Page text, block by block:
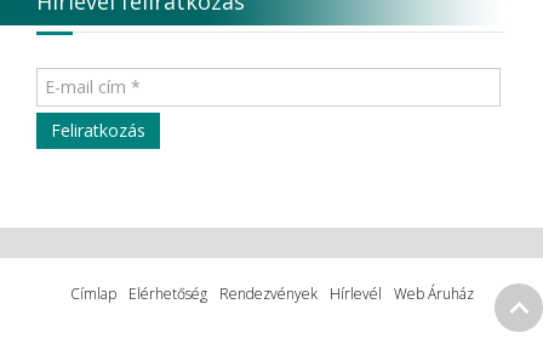
Címlap Elérhetőség Rendezvények Hírlevél Web Áruház